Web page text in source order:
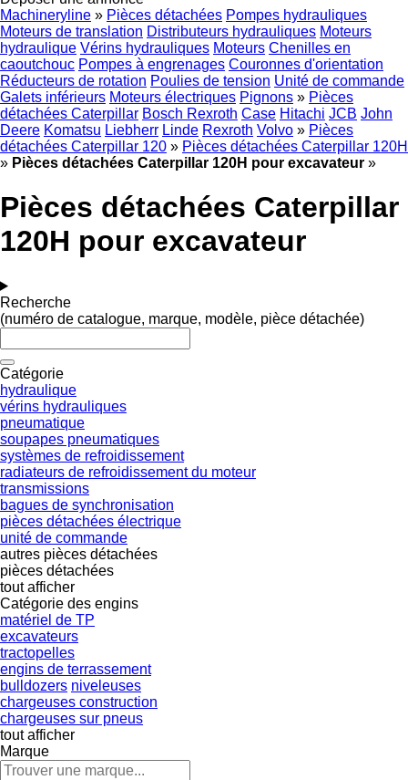
Machineryline » Pièces détachées Pompes hydrauliques
Moteurs de translation Distributeurs hydrauliques Moteurs
hydraulique Vérins hydrauliques Moteurs Chenilles en
caoutchouc Pompes à engrenages Couronnes d'orientation
Réducteurs de rotation Poulies de tension Unité de commande
Galets inférieurs Moteurs électriques Pignons » Pièces
détachées Caterpillar Bosch Rexroth Case Hitachi JCB John
Deere Komatsu Liebherr Linde Rexroth Volvo » Pièces
détachées Caterpillar 120 » Pièces détachées Caterpillar 120H
» Pièces détachées Caterpillar 120H pour excavateur »
Pièces détachées Caterpillar
120H pour excavateur
Recherche
(numéro de catalogue, marque, modèle, pièce détachée)
Catégorie
hydraulique
vérins hydrauliques
pneumatique
soupapes pneumatiques
systèmes de refroidissement
radiateurs de refroidissement du moteur
transmissions
bagues de synchronisation
pièces détachées électrique
unité de commande
autres pièces détachées
pièces détachées
tout afficher
Catégorie des engins
matériel de TP
excavateurs
tractopelles
engins de terrassement
bulldozers niveleuses
chargeuses construction
chargeuses sur pneus
tout afficher
Marque